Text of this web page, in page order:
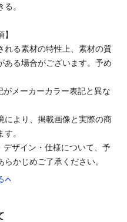
。
れる素材の特性上、素材の質
ある場合がございます。予め
メーカーカラー表記と異な
より、掲載画像と実際の商
。
ザイン・仕様について、予
かじめご了承ください。